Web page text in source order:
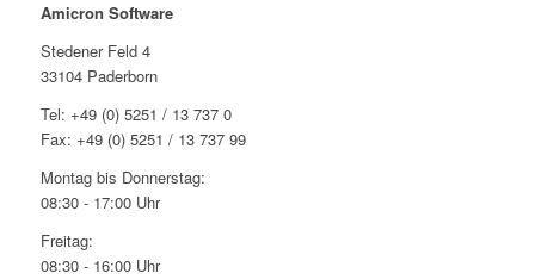
Amicron Software
Stedener Feld 4
33104 Paderborn
Tel: +49 (0) 5251 / 13 737 0
Fax: +49 (0) 5251 / 13 737 99
Montag bis Donnerstag:
08:30 - 17:00 Uhr
Freitag:
08:30 - 16:00 Uhr